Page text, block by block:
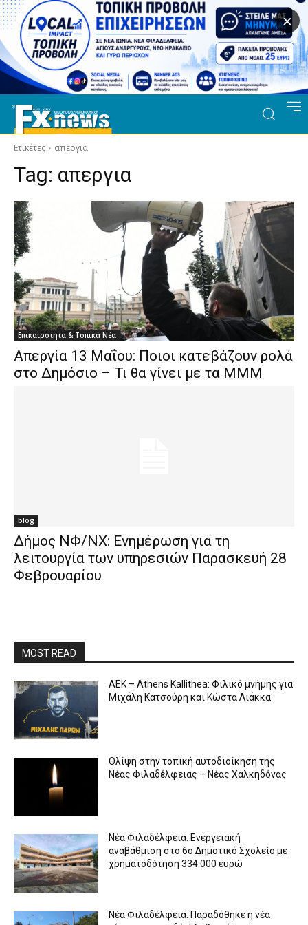
×
Ετικέτες απεργια
Tag: απεργια
Επικαιρότητα & Τοπικά Νέα
Απεργία 13 Μαΐου: Ποιοι κατεβάζουν ρολά
στο Δημόσιο – Τι θα γίνει με τα ΜΜΜ
blog
Δήμος ΝΦ/ΝΧ: Ενημέρωση για τη
λειτουργία των υπηρεσιών Παρασκευή 28
Φεβρουαρίου
MOST READ
ΑΕΚ – Athens Kallithea: Φιλικό μνήμης για
Μιχάλη Κατσούρη και Κώστα Λιάκκα
Θλίψη στην τοπική αυτοδιοίκηση της
Νέας Φιλαδέλφειας – Νέας Χαλκηδόνας
Νέα Φιλαδέλφεια: Ενεργειακή
αναβάθμιση στο 6ο Δημοτικό Σχολείο με
χρηματοδότηση 334.000 ευρώ
Νέα Φιλαδέλφεια: Παραδόθηκε η νέα